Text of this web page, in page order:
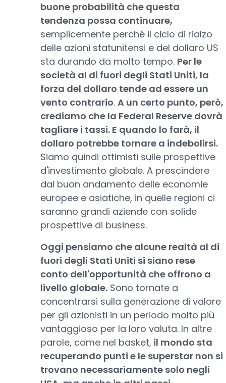
buone probabilità che questa
tendenza possa continuare,
semplicemente perché il ciclo di rialzo
delle azioni statunitensi e del dollaro US
sta durando da molto tempo. Per le
società al di fuori degli Stati Uniti, la
forza del dollaro tende ad essere un
vento contrario. A un certo punto, però,
crediamo che la Federal Reserve dovrà
tagliare i tassi. E quando lo farà, il
dollaro potrebbe tornare a indebolirsi.
Siamo quindi ottimisti sulle prospettive
d'investimento globale. A prescindere
dal buon andamento delle economie
europee e asiatiche, in quelle regioni ci
saranno grandi aziende con solide
prospettive di business.
Oggi pensiamo che alcune realtà al di
fuori degli Stati Uniti si siano rese
conto dell'opportunità che offrono a
livello globale. Sono tornate a
concentrarsi sulla generazione di valore
per gli azionisti in un periodo molto più
vantaggioso per la loro valuta. In altre
parole, come nel basket, il mondo sta
recuperando punti e le superstar non si
trovano necessariamente solo negli